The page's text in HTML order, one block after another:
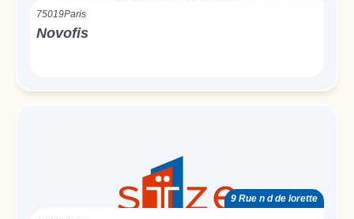
75019Paris
Novofis
9 Rue n d de lorette